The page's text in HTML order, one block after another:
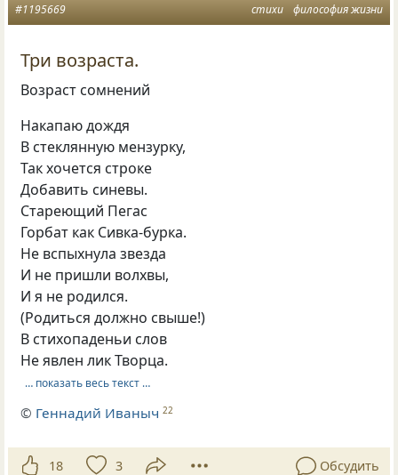
стихи философия жизни
#1195669
Три возраста.
Возраст сомнений
Накапаю дождя
В стеклянную мензурку,
Так хочется строке
Добавить синевы.
Стареющий Пегас
Горбат как Сивка-бурка.
Не вспыхнула звезда
И не пришли волхвы,
И я не родился.
(Родиться должно свыше!)
В стихопаденьи слов
Не явлен лик Творца.
… показать весь текст …
© Геннадий Иваныч 22
18 3 Обсудить